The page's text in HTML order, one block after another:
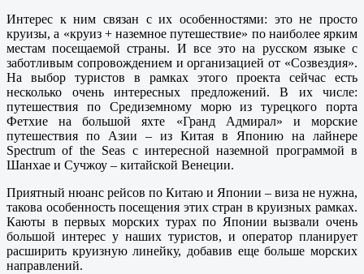
Интерес к ним связан с их особенностями: это не просто
круизы, а «круиз + наземное путешествие» по наиболее ярким
местам посещаемой страны. И все это на русском языке с
заботливым сопровождением и организацией от «Созвездия».
На выбор туристов в рамках этого проекта сейчас есть
несколько очень интересных предложений. В их числе:
путешествия по Средиземному морю из турецкого порта
Фетхие на большой яхте «Гранд Адмирал» и морские
путешествия по Азии – из Китая в Японию на лайнере
Spectrum of the Seas с интересной наземной программой в
Шанхае и Сучжоу – китайской Венеции.
Приятный нюанс рейсов по Китаю и Японии – виза не нужна,
такова особенность посещения этих стран в круизных рамках.
Каюты в первых морских турах по Японии вызвали очень
большой интерес у наших туристов, и оператор планирует
расширить круизную линейку, добавив еще больше морских
направлений.